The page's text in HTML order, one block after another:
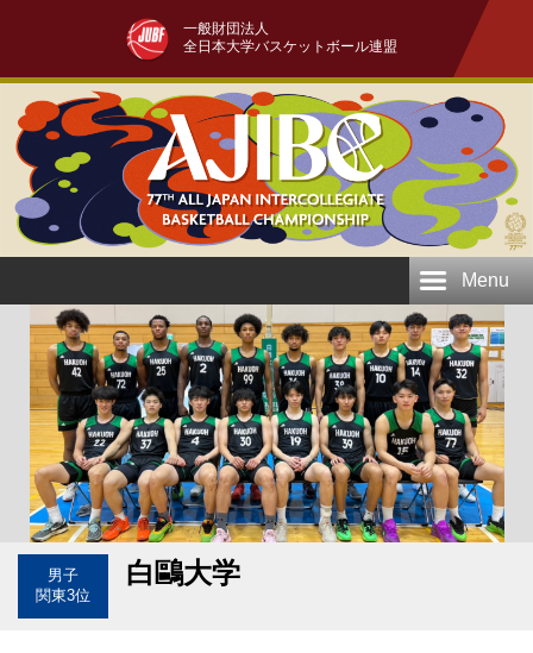
一般財団法人
全日本大学バスケットボール連盟
Menu
男子
関東3位
白鷗大学